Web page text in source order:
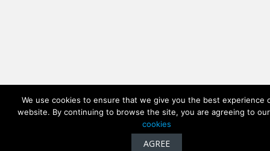
We use cookies to ensure that we give you the best experience
website. By continuing to browse the site, you are agreeing to
cookies
AGREE